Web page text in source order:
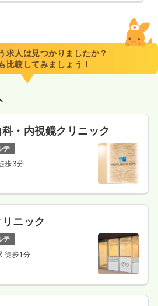
求人は見つかりましたか？
比較してみましょう！
・内視鏡クリニック
テ
歩3分
ニック
テ
徒歩1分